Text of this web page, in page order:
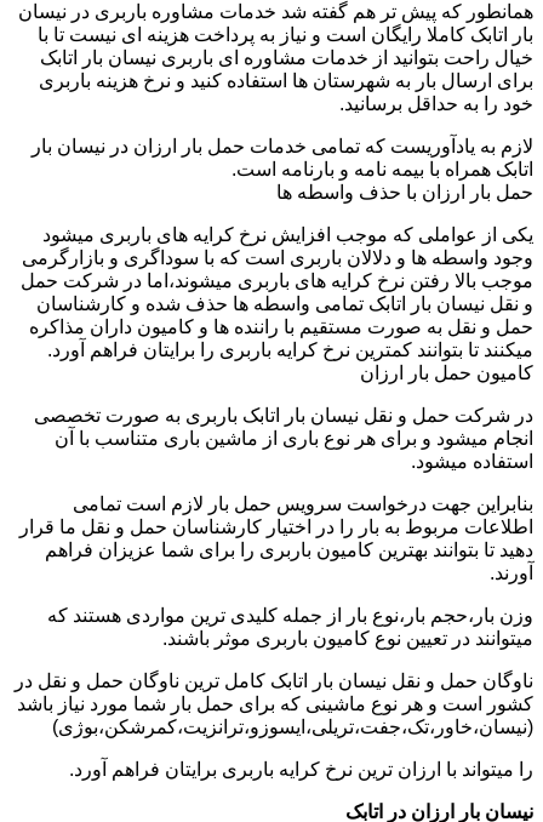
همانطور که پیش تر هم گفته شد خدمات مشاوره باربری در نیسان
بار اتابک کاملا رایگان است و نیاز به پرداخت هزینه ای نیست تا با
خیال راحت بتوانید از خدمات مشاوره ای باربری نیسان بار اتابک
برای ارسال بار به شهرستان ها استفاده کنید و نرخ هزینه باربری
خود را به حداقل برسانید.
لازم به یادآوریست که تمامی خدمات حمل بار ارزان در نیسان بار
اتابک همراه با بیمه نامه و بارنامه است.
حمل بار ارزان با حذف واسطه ها
یکی از عواملی که موجب افزایش نرخ کرایه های باربری میشود
وجود واسطه ها و دلالان باربری است که با سوداگری و بازارگرمی
موجب بالا رفتن نرخ کرایه های باربری میشوند،اما در شرکت حمل
و نقل نیسان بار اتابک تمامی واسطه ها حذف شده و کارشناسان
حمل و نقل به صورت مستقیم با راننده ها و کامیون داران مذاکره
میکنند تا بتوانند کمترین نرخ کرایه باربری را برایتان فراهم آورد.
کامیون حمل بار ارزان
در شرکت حمل و نقل نیسان بار اتابک باربری به صورت تخصصی
انجام میشود و برای هر نوع باری از ماشین باری متناسب با آن
استفاده میشود.
بنابراین جهت درخواست سرویس حمل بار لازم است تمامی
اطلاعات مربوط به بار را در اختیار کارشناسان حمل و نقل ما قرار
دهید تا بتوانند بهترین کامیون باربری را برای شما عزیزان فراهم
آورند.
وزن بار،حجم بار،نوع بار از جمله کلیدی ترین مواردی هستند که
میتوانند در تعیین نوع کامیون باربری موثر باشند.
ناوگان حمل و نقل نیسان بار اتابک کامل ترین ناوگان حمل و نقل در
کشور است و هر نوع ماشینی که برای حمل بار شما مورد نیاز باشد
(نیسان،خاور،تک،جفت،تریلی،ایسوزو،ترانزیت،کمرشکن،بوژی)
را میتواند با ارزان ترین نرخ کرایه باربری برایتان فراهم آورد.
نیسان بار ارزان در اتابک